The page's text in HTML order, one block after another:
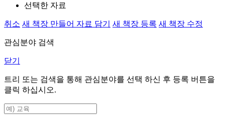
선택한 자료
취소 새 책장 만들어 자료 담기 새 책장 등록 새 책장 수정
관심분야 검색
닫기
트리 또는 검색을 통해 관심분야를 선택 하신 후 등록 버튼을
클릭 하십시오.